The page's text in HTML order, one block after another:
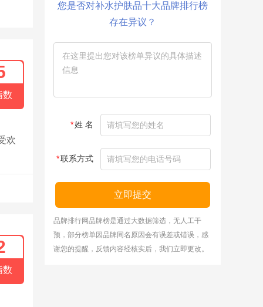
数
欢
数
您是否对补水护肤品十大品牌排行榜
存在异议？
*姓 名
*联系方式
立即提交
品牌排行网品牌榜是通过大数据筛选，无人工干
预，部分榜单因品牌同名原因会有误差或错误，感
谢您的提醒，反馈内容经核实后，我们立即更改。